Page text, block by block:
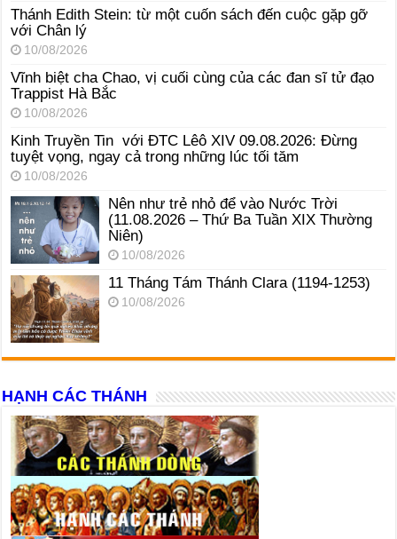
Thánh Edith Stein: từ một cuốn sách đến cuộc gặp gỡ
với Chân lý
10/08/2026
Vĩnh biệt cha Chao, vị cuối cùng của các đan sĩ tử đạo
Trappist Hà Bắc
10/08/2026
Kinh Truyền Tin với ĐTC Lêô XIV 09.08.2026: Đừng
tuyệt vọng, ngay cả trong những lúc tối tăm
10/08/2026
Nên như trẻ nhỏ để vào Nước Trời
(11.08.2026 – Thứ Ba Tuần XIX Thường
Niên)
10/08/2026
11 Tháng Tám Thánh Clara (1194-1253)
10/08/2026
HẠNH CÁC THÁNH